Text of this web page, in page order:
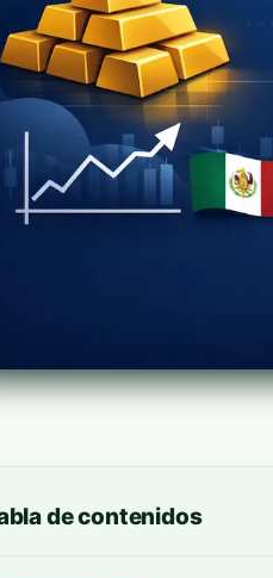
de contenidos